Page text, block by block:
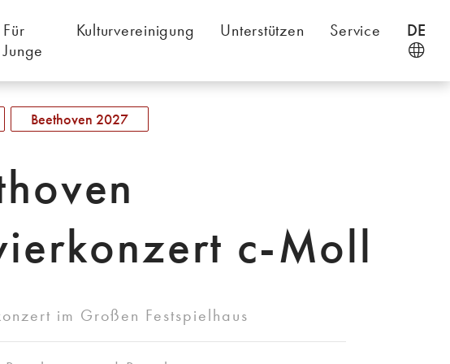
Für
Junge
Kulturvereinigung Unterstützen Service DE
Beethoven 2027
c-Moll
im Großen Festspielhaus